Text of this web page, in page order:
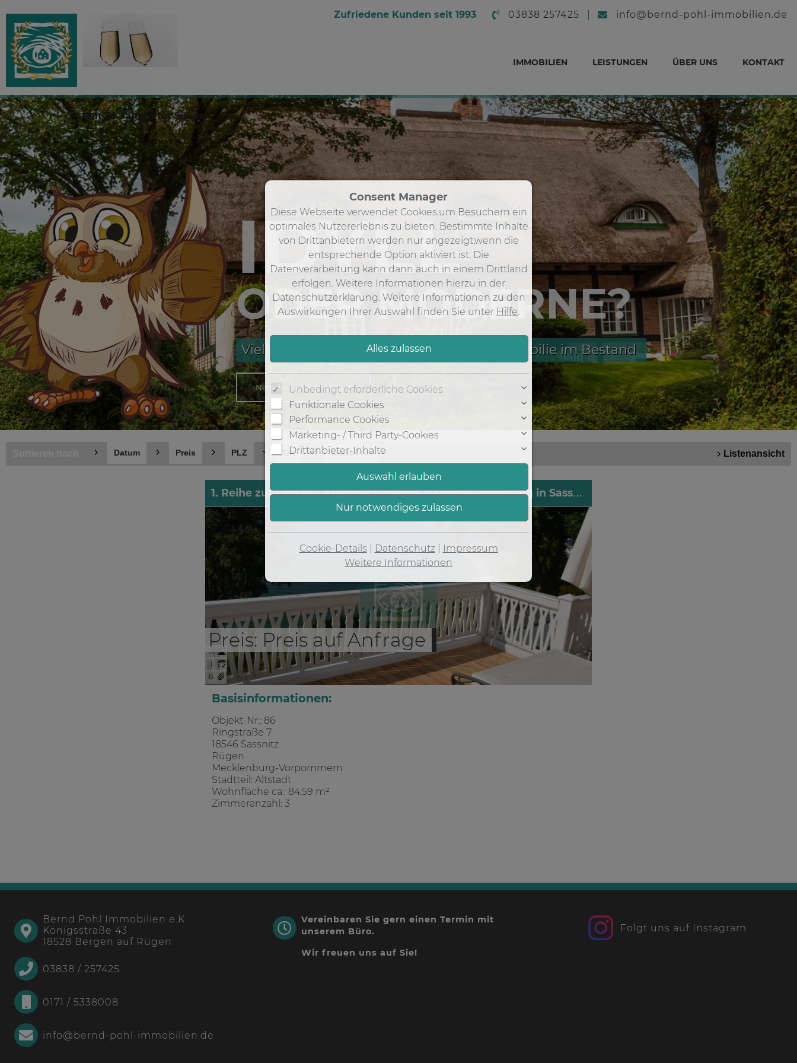
IDYLL
ODER MODERNE?
Vielleicht haben wir schon Ihre Traumimmobilie im Bestand
Nehmen Sie Kontakt auf
Zufriedene Kunden seit 1993 03838 257425 info@bernd-pohl-immobilien.de
Seit 30 Jahren für Sie da!
IMMOBILIEN LEISTUNGEN ÜBER UNS KONTAKT
Datum Preis PLZ Ort Objekt-Nr. Listenansicht
1. Reihe zur Ostsee - Atemberaubende 3-Zimmer-Wohnung in Sassnitz
6
1
18
Basisinformationen:
Objekt-Nr.: 86
Ringstraße 7
18546 Sassnitz
Rügen
Mecklenburg-Vorpommern
Stadtteil: Altstadt
Preis: Preis auf Anfrage
Wohnfläche ca.: 84,59 m²
Zimmeranzahl: 3
Bernd Pohl Immobilien e.K.
Königsstraße 43
18528 Bergen auf Rügen
03838 / 257425
0171 / 5338008
info@bernd-pohl-immobilien.de
Vereinbaren Sie gern einen Termin mit
unserem Büro.
Wir freuen uns auf Sie!
Folgt uns auf Instagram
Consent Manager
Diese Webseite verwendet Cookies,um Besuchern ein
optimales Nutzererlebnis zu bieten. Bestimmte Inhalte
von Drittanbietern werden nur angezeigt,wenn die
entsprechende Option aktiviert ist. Die
Datenverarbeitung kann dann auch in einem Drittland
erfolgen. Weitere Informationen hierzu in der
Datenschutzerklärung. Weitere Informationen zu den
Auswirkungen Ihrer Auswahl finden Sie unter Hilfe.
Unbedingt erforderliche Cookies
Funktionale Cookies
Performance Cookies
Marketing- / Third Party-Cookies
Drittanbieter-Inhalte
Cookie-Details Datenschutz|
Impressum
Weitere Informationen
Consent Manager
HILFE
Um fortfahren zu können,müssen Sie eine
Auswahl treffen. Nachfolgend erhalten Sie
Erläuterung der verschiedenen Optionen und
Bedeutung.
Alles zulassen:
Jedes Cookie wie z.B. Tracking- und
Cookies sowie Drittanbieter-Inhalte.
Auswahl erlauben:
Es werden nur Drittanbieter-Inhalte oder die
Arten zugelassen die Sie in den Checkboxen
haben.
Nur notwendiges zulassen:
Sie können Ihre Cookie-Einstellung jederzeit